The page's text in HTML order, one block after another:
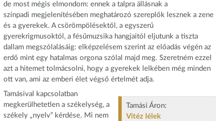
de most mégis elmondom: ennek a talpra állásnak a
színpadi megjelenítésében meghatározó szereplők lesznek a zene
és a gyerekek. A csörömpölésektől, a egyszerű
gyerekrigmusoktól, a fésűmuzsika hangjaitól eljutunk a tiszta
dallam megszólalásáig: elképzelésem szerint az előadás végén az
erdő mint egy hatalmas orgona szólal majd meg. Szeretném ezzel
azt a hitemet tolmácsolni, hogy a gyerekek lelkében még minden
ott van, ami az emberi élet végső értelmét adja.
Tamási Áron:
Vitéz lélek
Tamásival kapcsolatban
megkerülhetetlen a székelység, a
székely „nyelv” kérdése. Mi nem